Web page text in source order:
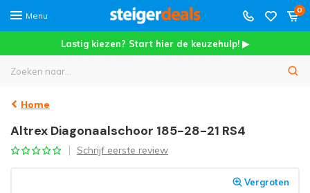
Menu
0
Lastig kiezen? Start hier de keuzehulp! ▶
Home
Altrex Diagonaalschoor 185-28-21 RS4
Schrijf eerste review
Vergroten